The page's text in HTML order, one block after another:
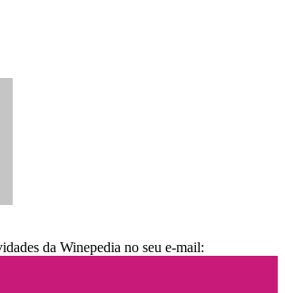
da Winepedia no seu e-mail: